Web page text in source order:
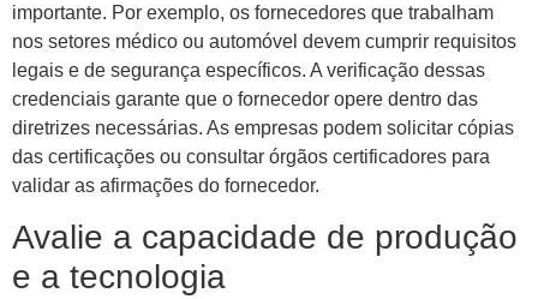
importante. Por exemplo, os fornecedores que trabalham
nos setores médico ou automóvel devem cumprir requisitos
legais e de segurança específicos. A verificação dessas
credenciais garante que o fornecedor opere dentro das
diretrizes necessárias. As empresas podem solicitar cópias
das certificações ou consultar órgãos certificadores para
validar as afirmações do fornecedor.
Avalie a capacidade de produção
e a tecnologia